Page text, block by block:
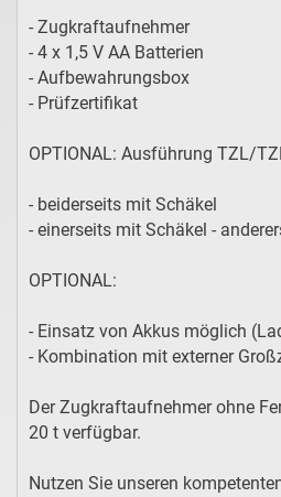
- Zugkraftaufnehmer
- 4 x 1,5 V AA Batterien
- Aufbewahrungsbox
- Prüfzertifikat
OPTIONAL: Ausführung TZL/
- beiderseits mit Schäkel
- einerseits mit Schäkel -
OPTIONAL:
- Einsatz von Akkus möglich
- Kombination mit externer
Der Zugkraftaufnehmer ohne
20 t verfügbar.
Nutzen Sie unseren